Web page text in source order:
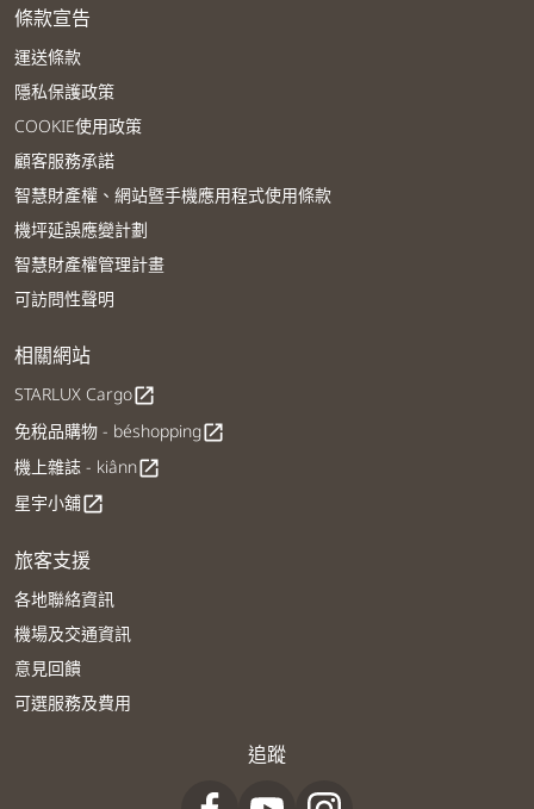
條款宣告
運送條款
隱私保護政策
COOKIE使用政策
顧客服務承諾
智慧財產權、網站暨手機應用程式使用條款
機坪延誤應變計劃
智慧財產權管理計畫
可訪問性聲明
相關網站
STARLUX Cargoopen_in_new
免稅品購物 - béshoppingopen_in_new
機上雜誌 - kiânnopen_in_new
星宇小舖open_in_new
旅客支援
各地聯絡資訊
機場及交通資訊
意見回饋
可選服務及費用
追蹤